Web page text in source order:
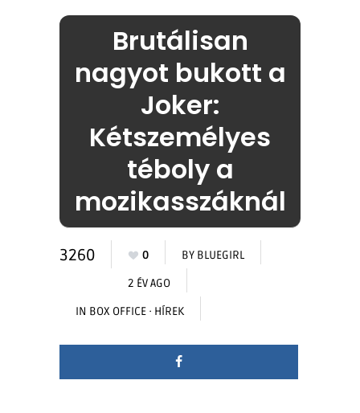
Brutálisan
nagyot bukott a
Joker:
Kétszemélyes
téboly a
mozikasszáknál
3260 0 BY BLUEGIRL
2 ÉV AGO
IN BOX OFFICE · HÍREK